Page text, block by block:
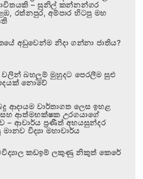
– සුනිල් කන්නන්ගර
රත්නපුර, අම්පාර හිටපු මහ
අඩුවෙන්ම නිදා ගන්නා ජාතිය?
වලින් බහලුම් මුහුදට පෙරලීම සුළු
නොවේ
ආදායම වාර්තාගත ලෙස ඉහළ
සහ ආත්මභක්ෂක උරගයාගේ
– ආචාර්ය ප්‍රණීත් අභයසුන්දර
විද්‍යා මහාචාර්ය
කඩඉම් ලකුණු නිකුත් කෙරේ